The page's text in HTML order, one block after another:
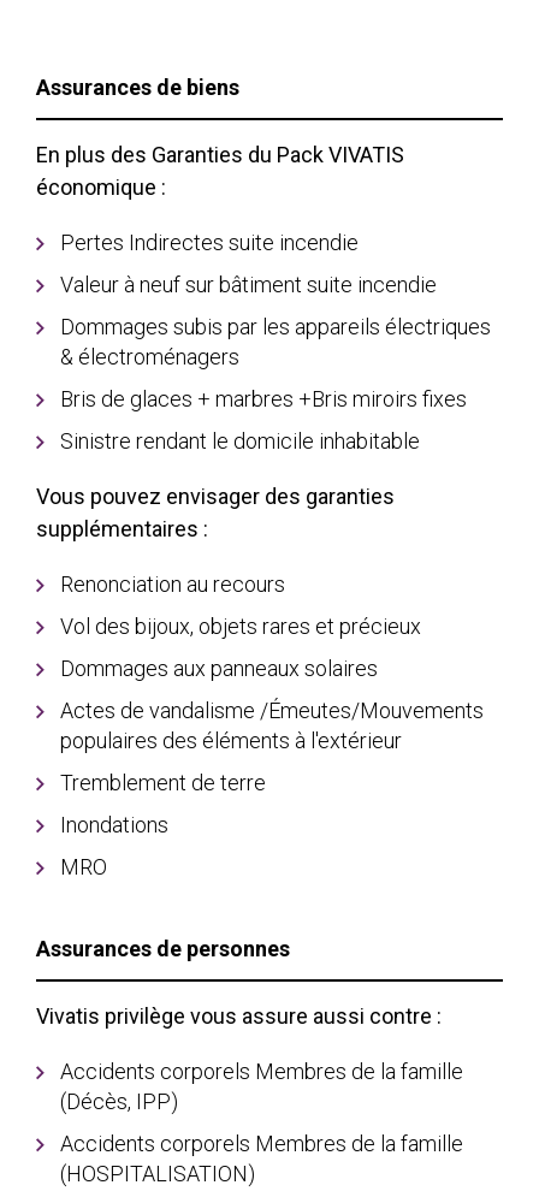
Assurances de biens
En plus des Garanties du Pack VIVATIS
économique :
Pertes Indirectes suite incendie
Valeur à neuf sur bâtiment suite incendie
Dommages subis par les appareils électriques
& électroménagers
Bris de glaces + marbres +Bris miroirs fixes
Sinistre rendant le domicile inhabitable
Vous pouvez envisager des garanties
supplémentaires :
Renonciation au recours
Vol des bijoux, objets rares et précieux
Dommages aux panneaux solaires
Actes de vandalisme /Émeutes/Mouvements
populaires des éléments à l'extérieur
Tremblement de terre
Inondations
MRO
Assurances de personnes
Vivatis privilège vous assure aussi contre :
Accidents corporels Membres de la famille
(Décès, IPP)
Accidents corporels Membres de la famille
(HOSPITALISATION)